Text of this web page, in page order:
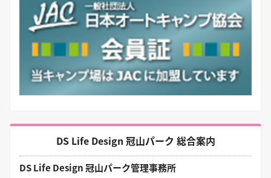
DS Life Design 冠山パーク 総合案内
DS Life Design 冠山パーク管理事務所